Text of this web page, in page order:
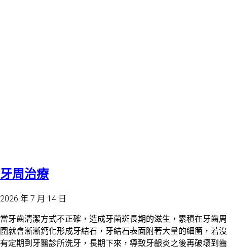
牙周治療
2026 年 7 月 14 日
當牙齒清潔方式不正確，造成牙菌斑長期的滋生，累積在牙齒周
圍就會漸漸鈣化形成牙結石，牙結石表面附著大量的細箘，若沒
有定期到牙醫診所洗牙，長期下來，導致牙齦炎之後再破壞到齒